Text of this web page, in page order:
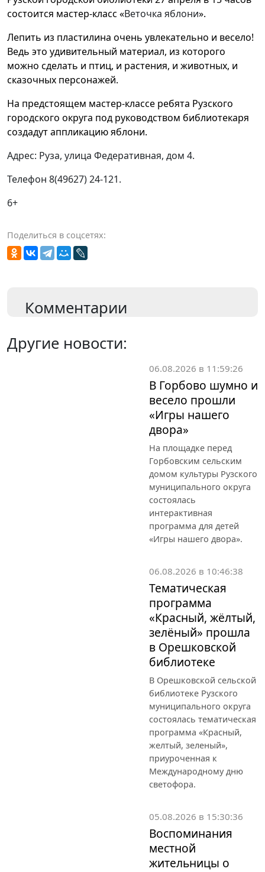
состоится мастер-класс «Веточка яблони».
Лепить из пластилина очень увлекательно и весело!
Ведь это удивительный материал, из которого
можно сделать и птиц, и растения, и животных, и
сказочных персонажей.
На предстоящем мастер-классе ребята Рузского
городского округа под руководством библиотекаря
создадут аппликацию яблони.
Адрес: Руза, улица Федеративная, дом 4.
Телефон 8(49627) 24-121.
6+
Поделиться в соцсетях:
Комментарии
Другие новости:
06.08.2026 в 11:59:26
В Горбово шумно и
весело прошли
«Игры нашего
двора»
На площадке перед
Горбовским сельским
домом культуры Рузского
муниципального округа
состоялась
интерактивная
программа для детей
«Игры нашего двора».
06.08.2026 в 10:46:38
Тематическая
программа
«Красный, жёлтый,
зелёный» прошла
в Орешковской
библиотеке
В Орешковской сельской
библиотеке Рузского
муниципального округа
состоялась тематическая
программа «Красный,
желтый, зеленый»,
приуроченная к
Международному дню
светофора.
05.08.2026 в 15:30:36
Воспоминания
местной
жительницы о